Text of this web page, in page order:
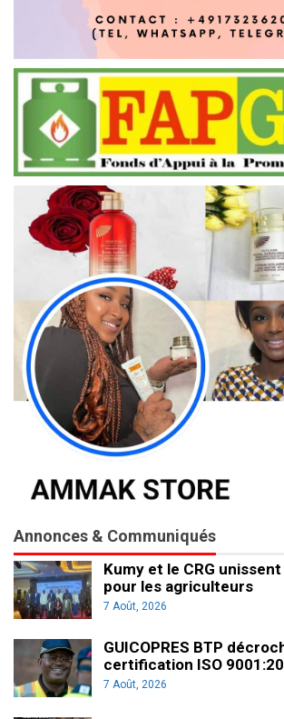
Annonces & Communiqués
Kumy et le CRG
pour les agriculteurs
7 Août, 2026
GUICOPRES BTP
certification ISO
7 Août, 2026